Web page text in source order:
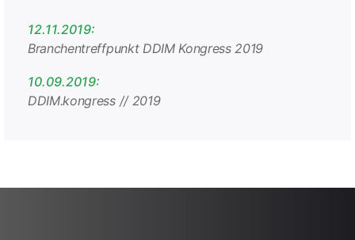
12.11.2019:
Branchentreffpunkt DDIM Kongress 2019
10.09.2019:
DDIM.kongress // 2019